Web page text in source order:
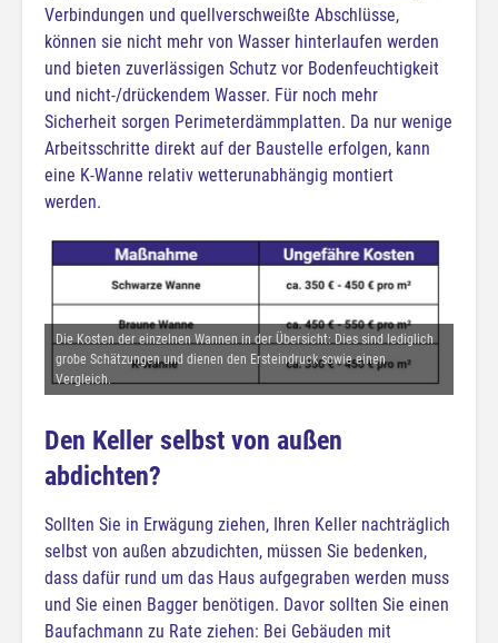
Verbindungen und quellverschweißte Abschlüsse,
können sie nicht mehr von Wasser hinterlaufen werden
und bieten zuverlässigen Schutz vor Bodenfeuchtigkeit
und nicht-/drückendem Wasser. Für noch mehr
Sicherheit sorgen Perimeterdämmplatten. Da nur wenige
Arbeitsschritte direkt auf der Baustelle erfolgen, kann
eine K-Wanne relativ wetterunabhängig montiert
werden.
Die Kosten der einzelnen Wannen in der Übersicht: Dies sind lediglich
grobe Schätzungen und dienen den Ersteindruck sowie einen
Vergleich.
Den Keller selbst von außen
abdichten?
Sollten Sie in Erwägung ziehen, Ihren Keller nachträglich
selbst von außen abzudichten, müssen Sie bedenken,
dass dafür rund um das Haus aufgegraben werden muss
und Sie einen Bagger benötigen. Davor sollten Sie einen
Baufachmann zu Rate ziehen: Bei Gebäuden mit